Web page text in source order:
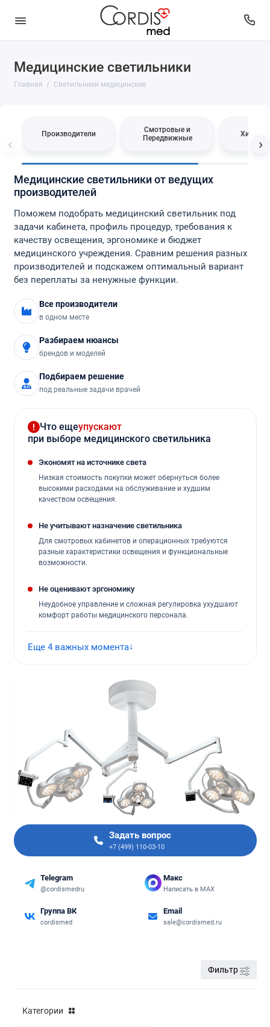
Медицинские светильники
Главная Светильники медицинские
Производители
Производители
Смотровые и
Передвижные
‹ ›
Медицинские светильники от ведущих
производителей
Поможем подобрать медицинский светильник под
задачи кабинета, профиль процедур, требования к
качеству освещения, эргономике и бюджет
медицинского учреждения. Сравним решения разных
производителей и подскажем оптимальный вариант
без переплаты за ненужные функции.
Все производители
в одном месте
Разбираем нюансы
брендов и моделей
Подбираем решение
под реальные задачи врачей
Что ещеупускают
при выборе медицинского светильника
Экономят на источнике света
Низкая стоимость покупки может обернуться более
высокими расходами на обслуживание и худшим
качеством освещения.
Не учитывают назначение светильника
Для смотровых кабинетов и операционных требуются
разные характеристики освещения и функциональные
возможности.
Не оценивают эргономику
Неудобное управление и сложная регулировка ухудшают
комфорт работы медицинского персонала.
Еще 4 важных момента
Задать вопрос
+7 (499) 110-03-10
Telegram
@cordismedru
Макс
Написать в MAX
Группа ВК
cordismed
Email
sale@cordismed.ru
Фильтр
Категории